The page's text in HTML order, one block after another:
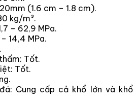
(1.6 cm – 1.8 cm).
kg/m³.
– 62,9 MPa.
14,4 MPa.
Tốt.
Tốt.
Cung cấp cả khổ lớn và khổ